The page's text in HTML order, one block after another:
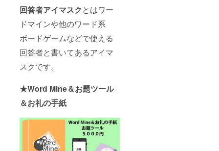
回答者アイマスクとはワー
ドマインや他のワード系
ボードゲームなどで使える
回答者と書いてあるアイマ
スクです。
★Word Mine＆お題ツール
＆お礼の手紙